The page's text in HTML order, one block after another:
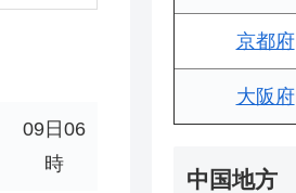
09日06
時
京都府
大阪府
中国地方